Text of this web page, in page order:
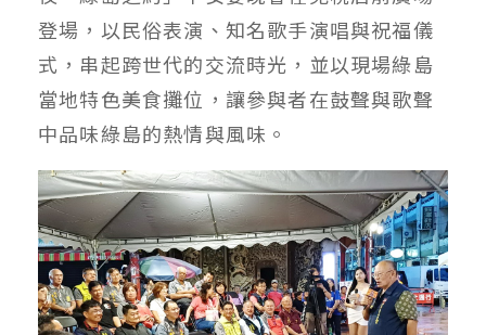
登場，以民俗表演、知名歌手演唱與祝福儀
式，串起跨世代的交流時光，並以現場綠島
當地特色美食攤位，讓參與者在鼓聲與歌聲
中品味綠島的熱情與風味。